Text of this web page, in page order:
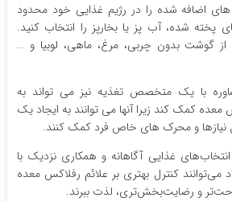
اضافه شده را در رژیم غذایی خود محدود
پخته شده، آب پز یا بخارپز را انتخاب کنید.
از گوشت بدون چربی، مرغ، ماهی، لوبیا و …
با یک متخصص تغذیه نیز می تواند به
معده کمک کند زیرا آنها می توانند به ایجاد یک
نیازها و محرک های خاص فرد کمک کنند.
انتخاب‌های غذایی آگاهانه و همکاری نزدیک با
کنترل بهتری بر علائم رفلاکس معده
و رضایت‌بخش‌تری، لذت ببرند.